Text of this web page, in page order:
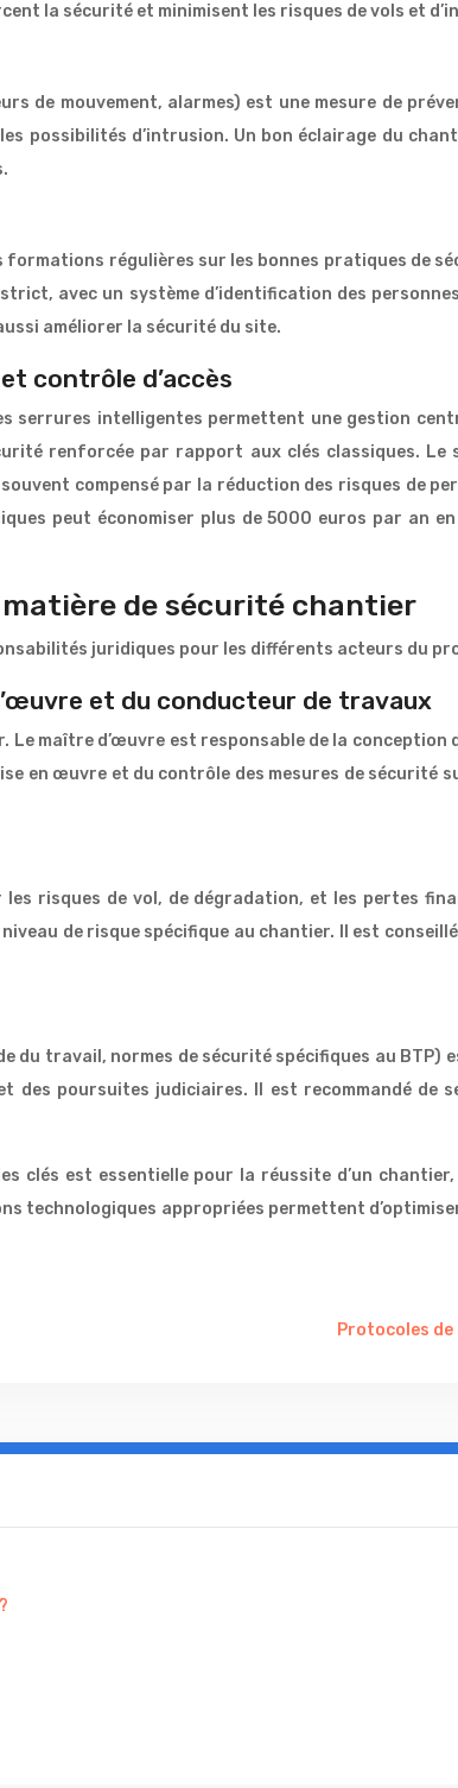
la sécurité et minimisent les risques de vols et
de mouvement, alarmes) est une mesure de
possibilités d’intrusion. Un bon éclairage du
régulières sur les bonnes pratiques de
avec un système d’identification des
améliorer la sécurité du site.
contrôle d’accès
serrures intelligentes permettent une gestion
renforcée par rapport aux clés classiques. Le
compensé par la réduction des risques de
peut économiser plus de 5000 euros par an
de sécurité chantier
juridiques pour les différents acteurs du
et du conducteur de travaux
maître d’œuvre est responsable de la
en œuvre et du contrôle des mesures de
risques de vol, de dégradation, et les pertes
de risque spécifique au chantier. Il est
du travail, normes de sécurité spécifiques au
des poursuites judiciaires. Il est recommandé de
clés est essentielle pour la réussite d’un
technologiques appropriées permettent
Protocoles